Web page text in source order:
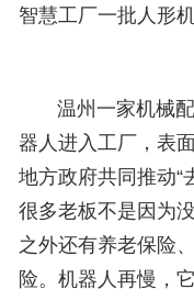
智慧工厂一批人形
温州一家机械配
器人进入工厂，表
地方政府共同推动“
很多老板不是因为
之外还有养老保险
险。机器人再慢，